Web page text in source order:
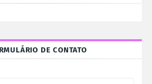
DE CONTATO